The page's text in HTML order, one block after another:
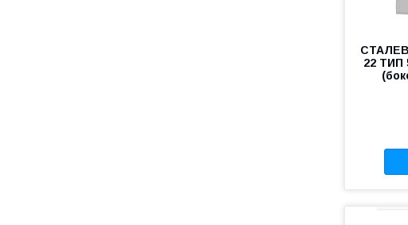
22 ТИП